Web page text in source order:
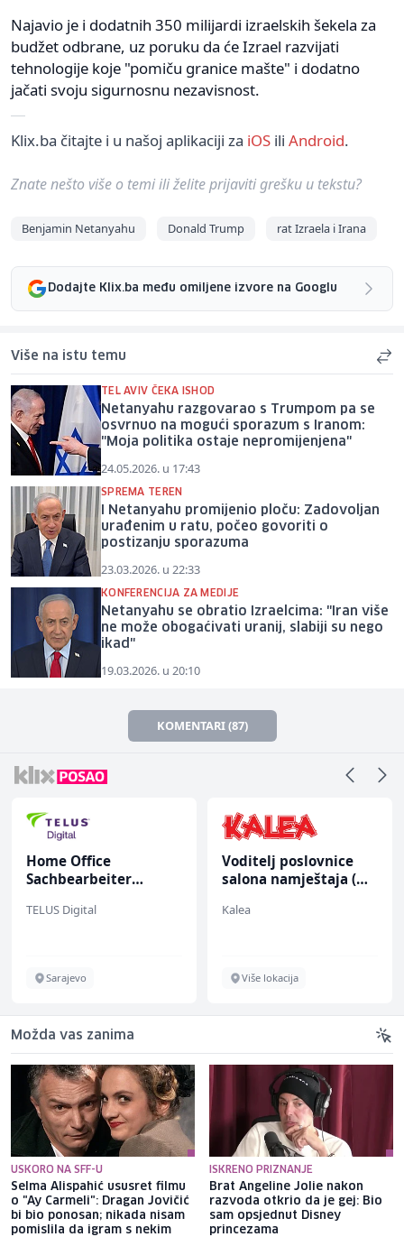
Najavio je i dodatnih 350 milijardi izraelskih šekela za
budžet odbrane, uz poruku da će Izrael razvijati
tehnologije koje "pomiču granice mašte" i dodatno
jačati svoju sigurnosnu nezavisnost.
Klix.ba čitajte i u našoj aplikaciji za iOS ili Android.
Znate nešto više o temi ili želite prijaviti grešku u tekstu?
Benjamin Netanyahu Donald Trump rat Izraela i Irana
Dodajte Klix.ba među omiljene izvore na Googlu
Više na istu temu
TEL AVIV ČEKA ISHOD
Netanyahu razgovarao s Trumpom pa se
osvrnuo na mogući sporazum s Iranom:
"Moja politika ostaje nepromijenjena"
24.05.2026. u 17:43
SPREMA TEREN
I Netanyahu promijenio ploču: Zadovoljan
urađenim u ratu, počeo govoriti o
postizanju sporazuma
23.03.2026. u 22:33
KONFERENCIJA ZA MEDIJE
Netanyahu se obratio Izraelcima: "Iran više
ne može obogaćivati uranij, slabiji su nego
ikad"
19.03.2026. u 20:10
KOMENTARI (87)
Home Office
Sachbearbeiter
bekannten deutschen
TELUS Digital
Sarajevo
Voditelj poslovnice
salona namještaja (m/
Kalea
Više lokacija
Možda vas zanima
USKORO NA SFF-U
Selma Alispahić ususret filmu
o "Ay Carmeli": Dragan Jovičić
bi bio ponosan; nikada nisam
pomislila da igram s nekim
ISKRENO PRIZNANJE
Brat Angeline Jolie nakon
razvoda otkrio da je gej: Bio
sam opsjednut Disney
princezama